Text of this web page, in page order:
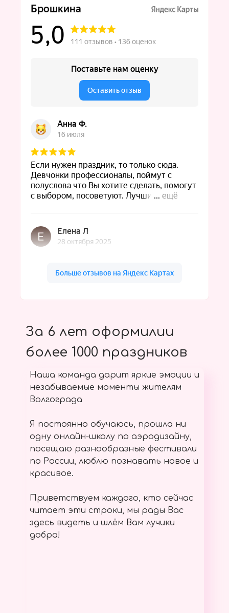
За 6 лет оформилии
более 1000 праздников
Наша команда дарит яркие эмоции и
незабываемые моменты жителям
Волгограда
Я постоянно обучаюсь, прошла ни
одну онлайн-школу по аэродизайну,
посещаю разнообразные фестивали
по России, люблю познавать новое и
красивое.
Приветствуем каждого, кто сейчас
читает эти строки, мы рады Вас
здесь видеть и шлём Вам лучики
добра!